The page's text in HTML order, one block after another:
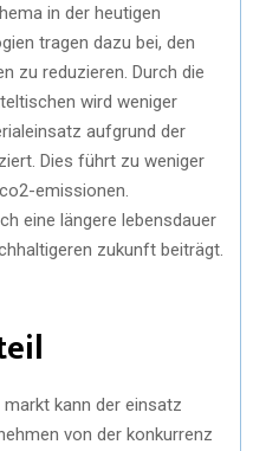
in der heutigen
tragen dazu bei, den
zu reduzieren. Durch die
wird weniger
aufgrund der
Dies führt zu weniger
emissionen.
eine längere lebensdauer
zukunft beiträgt.
kann der einsatz
von der konkurrenz